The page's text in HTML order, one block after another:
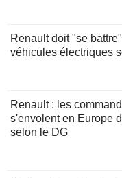
Renault doit "se
véhicules électriques
Renault : les
s'envolent en Europe
selon le DG